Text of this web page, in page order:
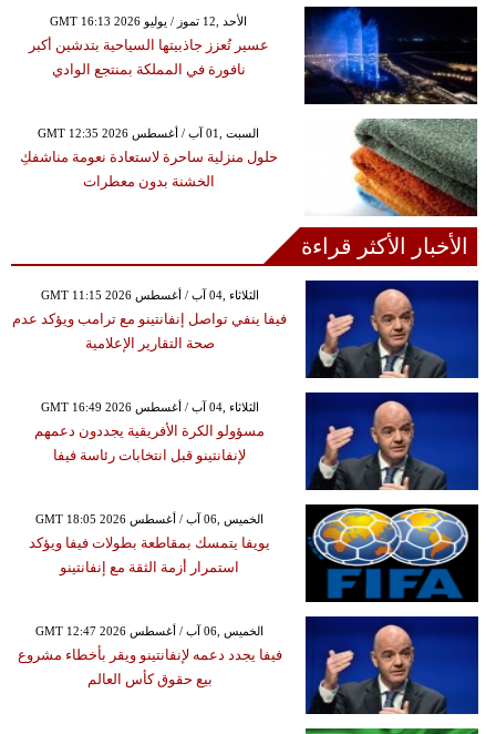
GMT 16:13 2026 الأحد ,12 تموز / يوليو
عسير تُعزز جاذبيتها السياحية بتدشين أكبر
نافورة في المملكة بمنتجع الوادي
GMT 12:35 2026 السبت ,01 آب / أغسطس
حلول منزلية ساحرة لاستعادة نعومة مناشفكِ
الخشنة بدون معطرات
الأخبار الأكثر قراءة
GMT 11:15 2026 الثلاثاء ,04 آب / أغسطس
فيفا ينفي تواصل إنفانتينو مع ترامب ويؤكد عدم
صحة التقارير الإعلامية
GMT 16:49 2026 الثلاثاء ,04 آب / أغسطس
مسؤولو الكرة الأفريقية يجددون دعمهم
لإنفانتينو قبل انتخابات رئاسة فيفا
GMT 18:05 2026 الخميس ,06 آب / أغسطس
يويفا يتمسك بمقاطعة بطولات فيفا ويؤكد
استمرار أزمة الثقة مع إنفانتينو
GMT 12:47 2026 الخميس ,06 آب / أغسطس
فيفا يجدد دعمه لإنفانتينو ويقر بأخطاء مشروع
بيع حقوق كأس العالم